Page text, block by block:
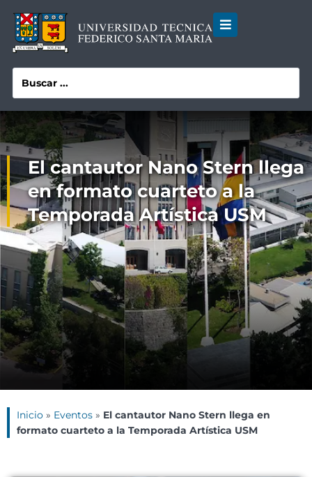
El cantautor Nano Stern llega
en formato cuarteto a la
Temporada Artística USM
Inicio » Eventos » El cantautor Nano Stern llega en
formato cuarteto a la Temporada Artística USM